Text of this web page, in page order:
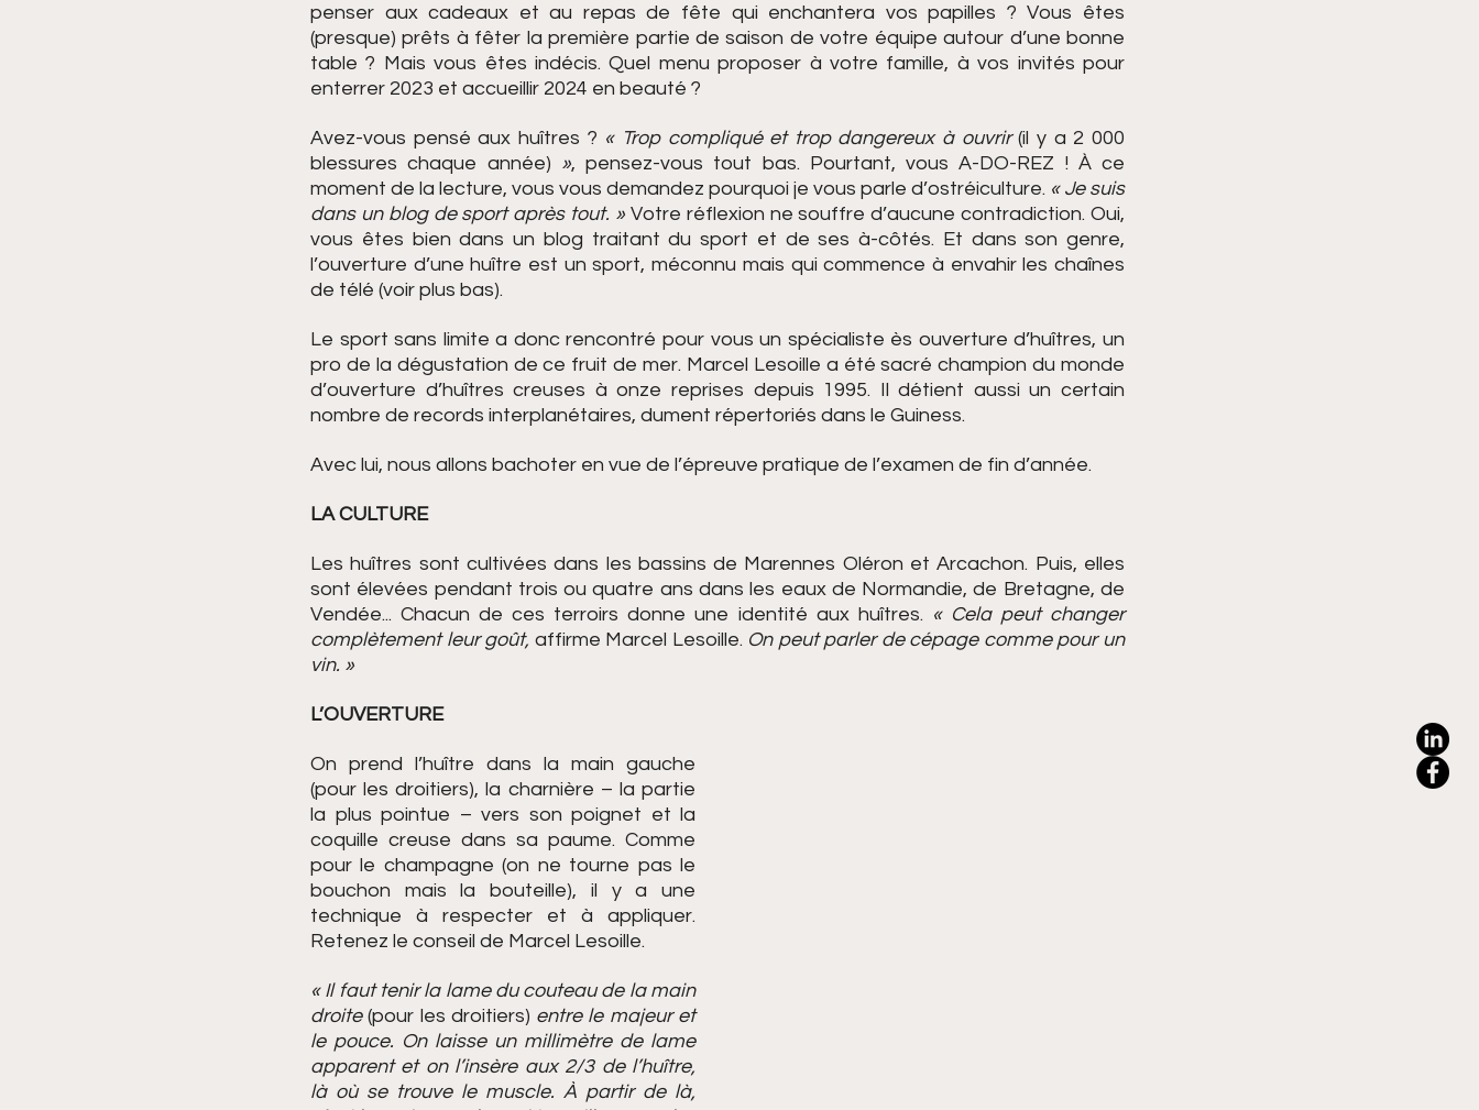
penser aux cadeaux et au repas de fête qui enchantera vos papilles ? Vous êtes
(presque) prêts à fêter la première partie de saison de votre équipe autour d’une bonne
table ? Mais vous êtes indécis. Quel menu proposer à votre famille, à vos invités pour
enterrer 2023 et accueillir 2024 en beauté ?
Avez-vous pensé aux huîtres ? « Trop compliqué et trop dangereux à ouvrir (il y a 2 000
blessures chaque année) », pensez-vous tout bas. Pourtant, vous A-DO-REZ ! À ce
moment de la lecture, vous vous demandez pourquoi je vous parle d’ostréiculture. « Je suis
dans un blog de sport après tout. » Votre réflexion ne souffre d’aucune contradiction. Oui,
vous êtes bien dans un blog traitant du sport et de ses à-côtés. Et dans son genre,
l’ouverture d’une huître est un sport, méconnu mais qui commence à envahir les chaînes
de télé (voir plus bas).
Le sport sans limite a donc rencontré pour vous un spécialiste ès ouverture d’huîtres, un
pro de la dégustation de ce fruit de mer. Marcel Lesoille a été sacré champion du monde
d’ouverture d’huîtres creuses à onze reprises depuis 1995. Il détient aussi un certain
nombre de records interplanétaires, dument répertoriés dans le Guiness.
Avec lui, nous allons bachoter en vue de l’épreuve pratique de l’examen de fin d’année.
LA CULTURE
Les huîtres sont cultivées dans les bassins de Marennes Oléron et Arcachon. Puis, elles
sont élevées pendant trois ou quatre ans dans les eaux de Normandie, de Bretagne, de
Vendée... Chacun de ces terroirs donne une identité aux huîtres. « Cela peut changer
complètement leur goût, affirme Marcel Lesoille. On peut parler de cépage comme pour un
vin. »
L’OUVERTURE
On prend l’huître dans la main gauche
(pour les droitiers), la charnière – la partie
la plus pointue – vers son poignet et la
coquille creuse dans sa paume. Comme
pour le champagne (on ne tourne pas le
bouchon mais la bouteille), il y a une
technique à respecter et à appliquer.
Retenez le conseil de Marcel Lesoille.
« Il faut tenir la lame du couteau de la main
droite (pour les droitiers) entre le majeur et
le pouce. On laisse un millimètre de lame
apparent et on l’insère aux 2/3 de l’huître,
là où se trouve le muscle. À partir de là,